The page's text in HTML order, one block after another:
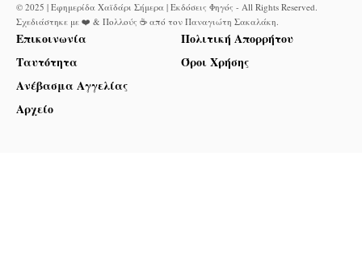
© 2025 | Εφημερίδα Χαϊδάρι Σήμερα | Εκδόσεις Φηγός - All Rights Reserved.
Σχεδιάστηκε με ❤️ & Πολλούς ☕ από τον Παναγιώτη Σακαλάκη.
Επικοινωνία
Ταυτότητα
Ανέβασμα Αγγελίας
Αρχείο
Πολιτική Απορρήτου
Όροι Χρήσης